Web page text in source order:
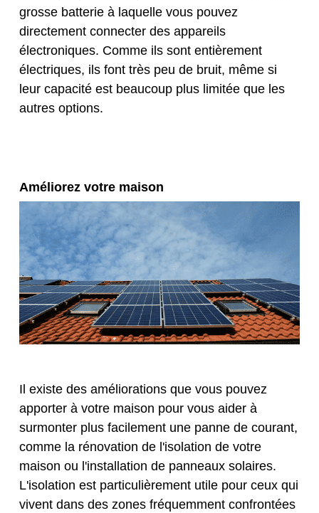
grosse batterie à laquelle vous pouvez
directement connecter des appareils
électroniques. Comme ils sont entièrement
électriques, ils font très peu de bruit, même si
leur capacité est beaucoup plus limitée que les
autres options.
Améliorez votre maison
Il existe des améliorations que vous pouvez
apporter à votre maison pour vous aider à
surmonter plus facilement une panne de courant,
comme la rénovation de l'isolation de votre
maison ou l'installation de panneaux solaires.
L'isolation est particulièrement utile pour ceux qui
vivent dans des zones fréquemment confrontées